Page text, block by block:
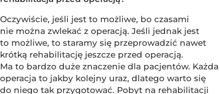
Oczywiście, jeśli jest to możliwe, bo czasami
nie można zwlekać z operacją. Jeśli jednak jest
to możliwe, to staramy się przeprowadzić nawet
krótką rehabilitację jeszcze przed operacją.
Ma to bardzo duże znaczenie dla pacjentów. Każda
operacja to jakby kolejny uraz, dlatego warto się
do niego tak przygotować. Pobyt na rehabilitacji